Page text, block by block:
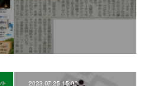
2023.07.25 15:00